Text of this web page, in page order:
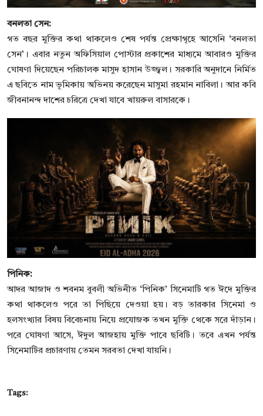
বনলতা সেন:
গত বছর মুক্তির কথা থাকলেও শেষ পর্যন্ত প্রেক্ষাগৃহে আসেনি ‘বনলতা
সেন’। এবার নতুন অফিসিয়াল পোস্টার প্রকাশের মাধ্যমে আবারও মুক্তির
ঘোষণা দিয়েছেন পরিচালক মাসুদ হাসান উজ্জ্বল। সরকারি অনুদানে নির্মিত
এ ছবিতে নাম ভূমিকায় অভিনয় করেছেন মাসুমা রহমান নাবিলা। আর কবি
জীবনানন্দ দাশের চরিত্রে দেখা যাবে খায়রুল বাসারকে।
পিনিক:
আদর আজাদ ও শবনম বুবলী অভিনীত ‘পিনিক’ সিনেমাটি গত ঈদে মুক্তির
কথা থাকলেও পরে তা পিছিয়ে দেওয়া হয়। বড় তারকার সিনেমা ও
হলসংখ্যার বিষয় বিবেচনায় নিয়ে প্রযোজক তখন মুক্তি থেকে সরে দাঁড়ান।
পরে ঘোষণা আসে, ঈদুল আজহায় মুক্তি পাবে ছবিটি। তবে এখন পর্যন্ত
সিনেমাটির প্রচারণায় তেমন সরবতা দেখা যায়নি।
Tags: